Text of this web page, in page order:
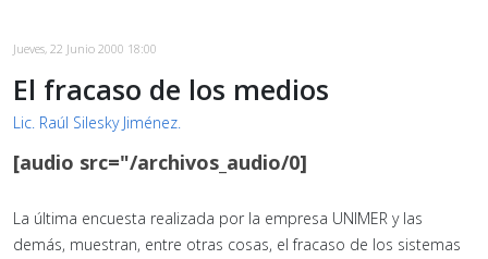
Jueves, 22 Junio 2000 18:00
El fracaso de los medios
Lic. Raúl Silesky Jiménez.
[audio src="/archivos_audio/0]
La última encuesta realizada por la empresa UNIMER y las
demás, muestran, entre otras cosas, el fracaso de los sistemas